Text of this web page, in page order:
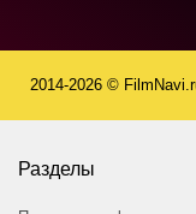
2014-2026 ©
Разделы